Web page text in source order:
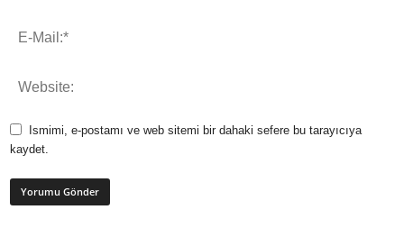
Ismimi, e-postamı ve web sitemi bir dahaki sefere bu tarayıcıya
kaydet.